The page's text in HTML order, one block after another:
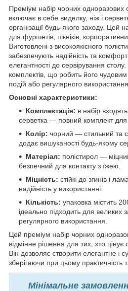
Преміум набір чорних одноразових
включає в себе виделку, ніж і
організації будь-якого заходу. Цей
для фуршетів, пікніків,
Виготовлені з високоякісного
забезпечують надійність та
елегантності до сервірування
комплектів, що робить його
подій або регулярного
Основні характеристики:
Комплектація: в набір
серветка — повний комплект для
Колір: чорний — стильний та
додає вишуканості будь-якому
Матеріал: полістирол —
безпечний для контакту з їжею.
Міцність: стійкі до згинів і
надійність у використанні.
Кількість: упаковка містить
ідеально підходить для великих
регулярного використання.
Цей преміум набір чорних
відмінне рішення для тих, хто цінує
Він дозволяє створити елегантне і
зберігаючи при цьому практичність
Мінімальне